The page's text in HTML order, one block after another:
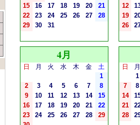
15
16 17 18 19 20
21
22
23 24 25 26 27
28
29
30 31
12
19
26
4月
日 月 火 水 木 金
土
1
2
3 4 5 6 7
8
9
10 11 12 13 14
15
16
17 18 19 20 21
22
23
24 25 26 27 28
29
日
月
1
7
8
14
21
28